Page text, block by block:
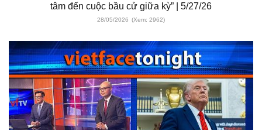
tâm đến cuộc bầu cử giữa kỳ” | 5/27/26
28/05/2026 (Xem: 2962)